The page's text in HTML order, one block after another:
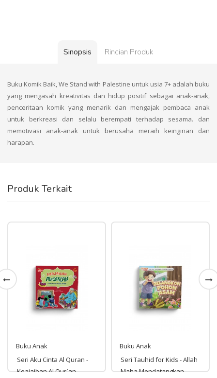
Sinopsis Rincian Produk
Buku Komik Baik, We Stand with Palestine untuk usia 7+ adalah buku
yang mengasah kreativitas dan hidup positif sebagai anak-anak,
penceritaan komik yang menarik dan mengajak pembaca anak
untuk berkreasi dan selalu berempati terhadap sesama. dan
memotivasi anak-anak untuk berusaha meraih keinginan dan
harapan.
Produk Terkait
Buku Anak
Seri Aku Cinta Al Quran -
Keajaiban Al Qur`an
Buku Anak
Seri Tauhid for Kids - Allah
Maha Mendatangkan